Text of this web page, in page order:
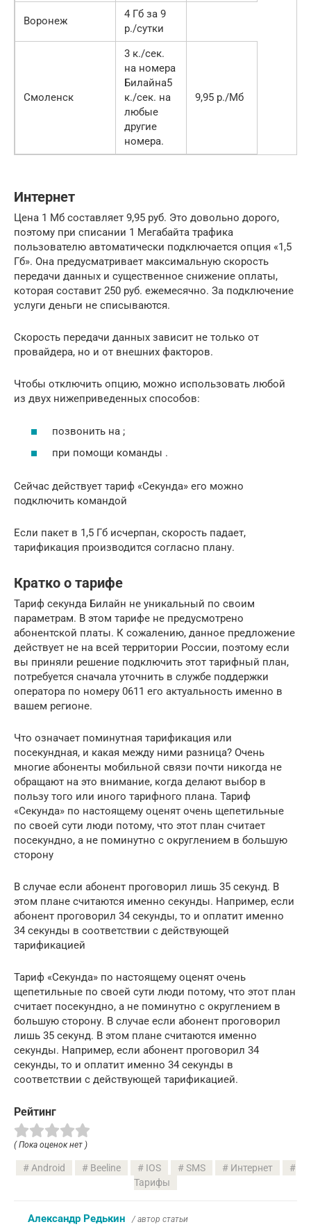
Воронеж
4 Гб за 9
р./сутки
Смоленск
3 к./сек.
на номера
Билайна5
к./сек. на
любые
другие
номера.
9,95 р./Мб
Интернет
Цена 1 Мб составляет 9,95 руб. Это довольно дорого,
поэтому при списании 1 Мегабайта трафика
пользователю автоматически подключается опция «1,5
Гб». Она предусматривает максимальную скорость
передачи данных и существенное снижение оплаты,
которая составит 250 руб. ежемесячно. За подключение
услуги деньги не списываются.
Скорость передачи данных зависит не только от
провайдера, но и от внешних факторов.
Чтобы отключить опцию, можно использовать любой
из двух нижеприведенных способов:
позвонить на ;
при помощи команды .
Сейчас действует тариф «Секунда» его можно
подключить командой
Если пакет в 1,5 Гб исчерпан, скорость падает,
тарификация производится согласно плану.
Кратко о тарифе
Тариф секунда Билайн не уникальный по своим
параметрам. В этом тарифе не предусмотрено
абонентской платы. К сожалению, данное предложение
действует не на всей территории России, поэтому если
вы приняли решение подключить этот тарифный план,
потребуется сначала уточнить в службе поддержки
оператора по номеру 0611 его актуальность именно в
вашем регионе.
Что означает поминутная тарификация или
посекундная, и какая между ними разница? Очень
многие абоненты мобильной связи почти никогда не
обращают на это внимание, когда делают выбор в
пользу того или иного тарифного плана. Тариф
«Секунда» по настоящему оценят очень щепетильные
по своей сути люди потому, что этот план считает
посекундно, а не поминутно с округлением в большую
сторону
В случае если абонент проговорил лишь 35 секунд. В
этом плане считаются именно секунды. Например, если
абонент проговорил 34 секунды, то и оплатит именно
34 секунды в соответствии с действующей
тарификацией
Тариф «Секунда» по настоящему оценят очень
щепетильные по своей сути люди потому, что этот план
считает посекундно, а не поминутно с округлением в
большую сторону. В случае если абонент проговорил
лишь 35 секунд. В этом плане считаются именно
секунды. Например, если абонент проговорил 34
секунды, то и оплатит именно 34 секунды в
соответствии с действующей тарификацией.
Рейтинг
( Пока оценок нет )
Android Beeline IOS SMS
Интернет
Тарифы
Александр Редькин / автор статьи